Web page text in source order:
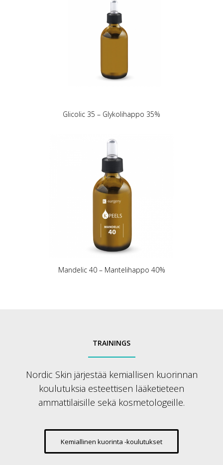
Glicolic 35 – Glykolihappo 35%
Mandelic 40 – Mantelihappo 40%
TRAININGS
Nordic Skin järjestää kemiallisen kuorinnan
koulutuksia esteettisen lääketieteen
ammattilaisille sekä kosmetologeille.
Kemiallinen kuorinta -koulutukset